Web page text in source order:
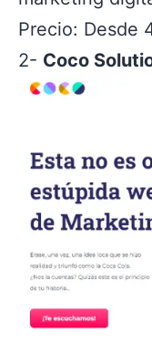
Precio: Desde
2- Coco